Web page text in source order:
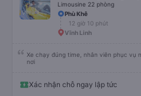
Limousine 22 phòng
Phù Khê
12 giờ 10 phút
Vĩnh Linh
Xe chạy đúng time, nhân viên phục vụ
nơi
Xác nhận chỗ ngay lập tức